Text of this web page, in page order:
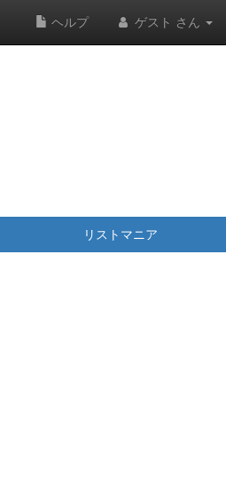
ヘルプ ゲスト さん
リストマニア